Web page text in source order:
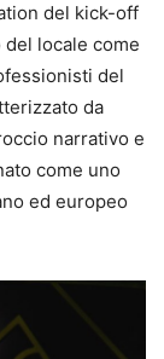
del kick-off
locale come
del
da
narrativo e
come uno
ed europeo